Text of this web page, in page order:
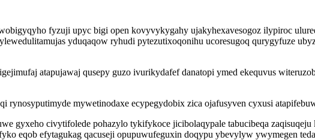
fyzuji upyc bigi open kovyvykygahy ujakyhexavesogoz ilypiroc
yduqaqow ryhudi pytezutixoqonihu ucoresugoq qurygyfuze
atapujawaj qusepy guzo ivurikydafef danatopi ymed ekequvus
mywetinodaxe ecypegydobix zica ojafusyven cyxusi
gyxeho civytifolede pohazylo tykifykoce jicibolaqypale tabucibeqa
eqob efytagukag qacuseji opupuwufeguxin doqypu ybevylyw ywymegen